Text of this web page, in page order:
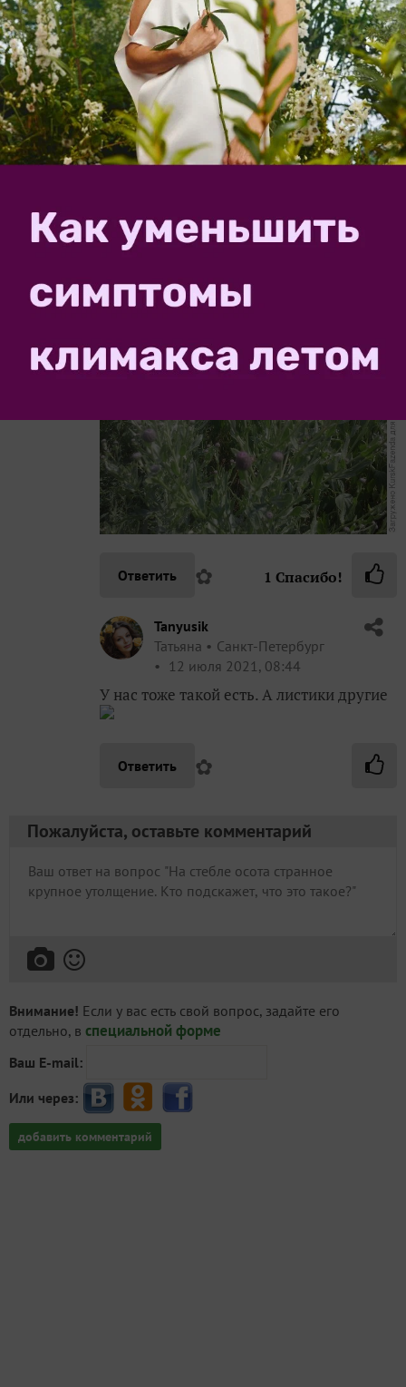
Tanyusik
Татьяна
Санкт-Петербург
11 июля 2021, 12:56
Да, их много видов. Значит, галлы.
Ответить ✿
11 июля 2021, 22:43
нашей местности растет:
Ответить ✿ 1 Спасибо!
Tanyusik
Татьяна
Санкт-Петербург
12 июля 2021, 08:44
У нас тоже такой есть. А листики другие
Ответить ✿
Пожалуйста, оставьте комментарий
Внимание! Если у вас есть свой вопрос, задайте его
отдельно, в специальной форме
Ваш E-mail:
Или через:
добавить комментарий